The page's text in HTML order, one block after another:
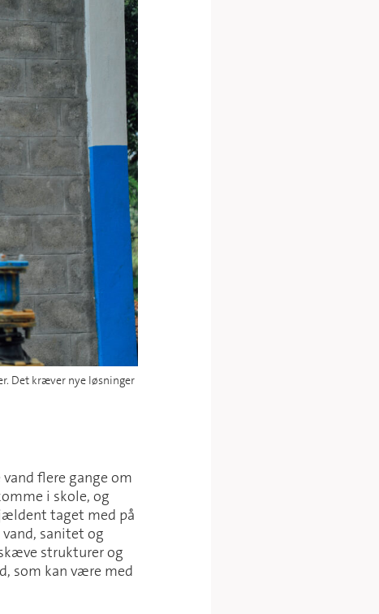
Det kræver nye løsninger
flere gange om
i skole, og
taget med på
sanitet og
strukturer og
som kan være med